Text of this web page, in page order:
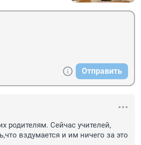
Отправить
родителям. Сейчас учителей,
вздумается и им ничего за это